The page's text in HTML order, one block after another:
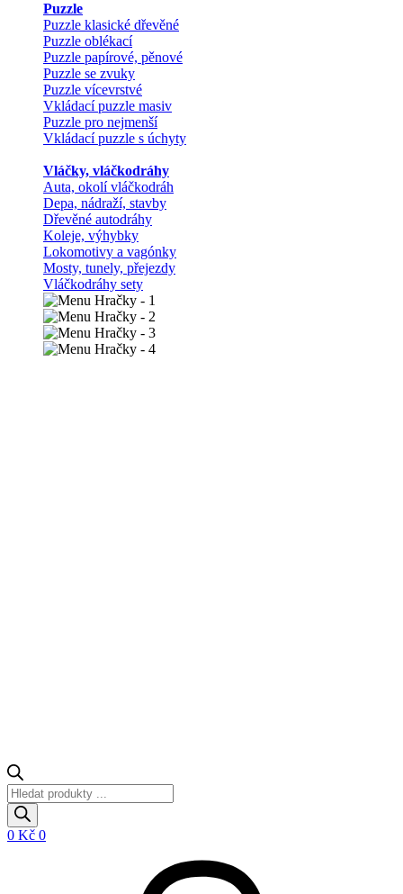
Puzzle
Puzzle klasické dřevěné
Puzzle oblékací
Puzzle papírové, pěnové
Puzzle se zvuky
Puzzle vícevrstvé
Vkládací puzzle masiv
Puzzle pro nejmenší
Vkládací puzzle s úchyty
Vláčky, vláčkodráhy
Auta, okolí vláčkodráh
Depa, nádraží, stavby
Dřevěné autodráhy
Koleje, výhybky
Lokomotivy a vagónky
Mosty, tunely, přejezdy
Vláčkodráhy sety
Products
search
0 Kč 0